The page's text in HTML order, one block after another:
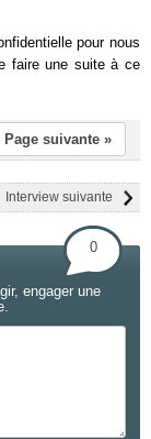
pour nous
faire une suite à ce
Page suivante »
Interview suivante
0
engager une